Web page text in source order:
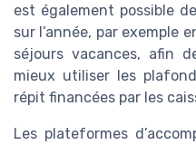
est également possible
sur l’année, par exemple
séjours vacances, afin
mieux utiliser les
répit financées par les
Les plateformes